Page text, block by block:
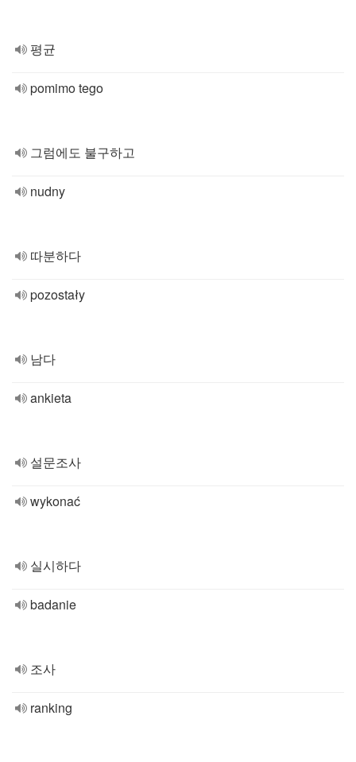
평균
pomimo tego
그럼에도 불구하고
nudny
따분하다
pozostały
남다
ankieta
설문조사
wykonać
실시하다
badanie
조사
ranking